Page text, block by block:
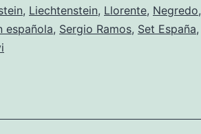
, Liechtenstein, Llorente, Negredo,
española, Sergio Ramos, Set España,